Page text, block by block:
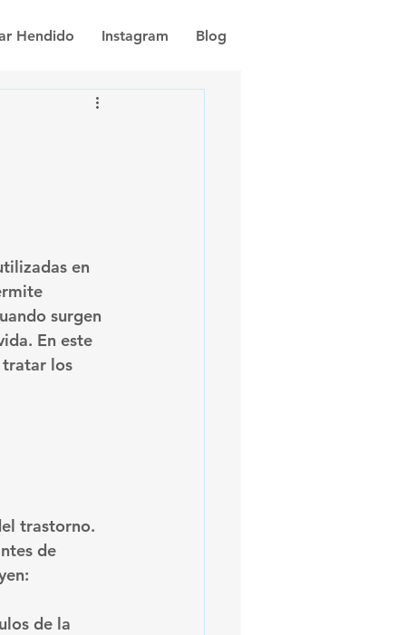
Hendido Instagram Blog
en
surgen
En este
tratar los
trastorno.
de
de la